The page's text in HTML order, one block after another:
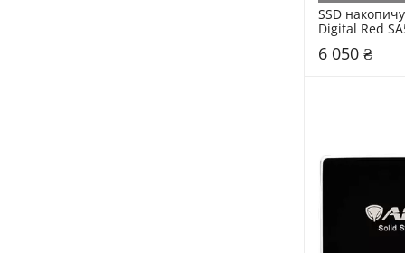
SSD
Digital Red
500 ГБ
6 050 ₴